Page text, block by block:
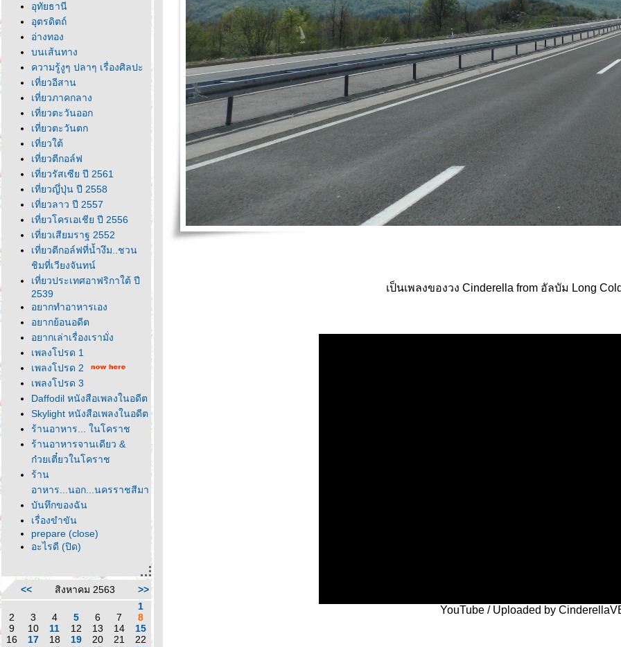
อุทัยธานี
อุตรดิตถ์
อ่างทอง
บนเส้นทาง
ความรู้งูๆ ปลาๆ เรื่องศิลปะ
เที่ยวอีสาน
เที่ยวภาคกลาง
เที่ยวตะวันออก
เที่ยวตะวันตก
เที่ยวใต้
เที่ยวตีกอล์ฟ
เที่ยวรัสเซีย ปี 2561
เที่ยวญึ่ปุ่น ปี 2558
เที่ยวลาว ปี 2557
เที่ยวโครเอเชีย ปี 2556
เที่ยวเสียมราฐ 2552
เที่ยวตีกอล์ฟที่น้ำงึม..ชวน
ชิมที่เวียงจันทน์
เที่ยวประเทศอาฟริกาใต้ ปี
2539
อยากทำอาหารเอง
อยากย้อนอดีต
อยากเล่าเรื่องเรามั่ง
เพลงโปรด 1
เพลงโปรด 2
เพลงโปรด 3
Daffodil หนังสือเพลงในอดีต
Skylight หนังสือเพลงในอดีต
ร้านอาหาร... ในโคราช
ร้านอาหารจานเดียว &
ก๋วยเตี๋ยวในโคราช
ร้าน
อาหาร...นอก...นครราชสีมา
บันทึกของฉัน
เรื่องขำขัน
prepare (close)
อะไรดี (ปิด)
<< สิงหาคม 2563
>>
1
2
3 4 5 6 7
8
9
10 11 12 13 14
15
16
17 18 19 20 21
22
เป็นเพลงของวง Cinderella from อัลบัม Long
YouTube / Uploaded by